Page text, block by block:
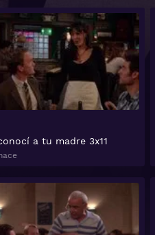
a tu madre 3x11